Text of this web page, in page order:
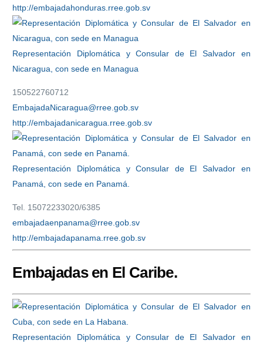
http://embajadahonduras.rree.gob.sv
Representación Diplomática y Consular de El Salvador en
Nicaragua, con sede en Managua
150522760712
EmbajadaNicaragua@rree.gob.sv
http://embajadanicaragua.rree.gob.sv
Representación Diplomática y Consular de El Salvador en
Panamá, con sede en Panamá.
Tel. 15072233020/6385
embajadaenpanama@rree.gob.sv
http://embajadapanama.rree.gob.sv
Embajadas en El Caribe.
Representación Diplomática y Consular de El Salvador en